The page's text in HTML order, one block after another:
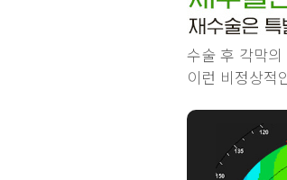
수술 후 각막
이런 비정상적